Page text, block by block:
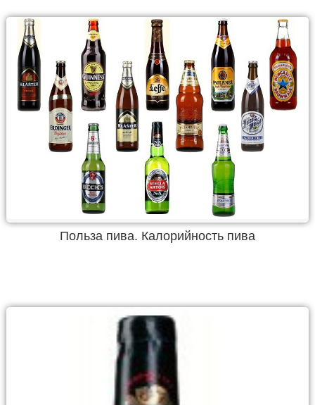
Польза пива. Калорийность пива